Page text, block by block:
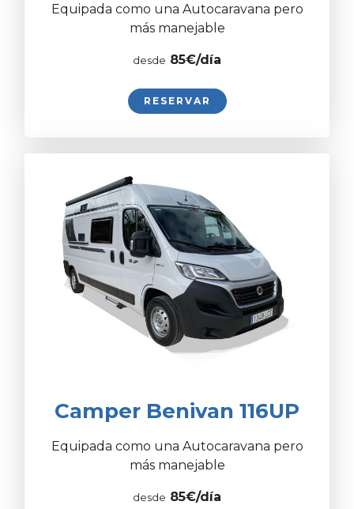
Equipada como una Autocaravana pero
más manejable
desde 85€/día
RESERVAR
Camper Benivan 116UP
Equipada como una Autocaravana pero
más manejable
desde 85€/día